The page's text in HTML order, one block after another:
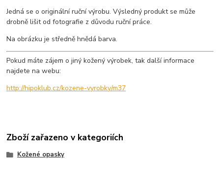
Jedná se o originální ruční výrobu. Výsledný produkt se může
drobně lišit od fotografie z důvodu ruční práce.
Na obrázku je středně hnědá barva.
Pokud máte zájem o jiný kožený výrobek, tak další informace
najdete na webu:
http://hipoklub.cz/kozene-vyrobky/m37
Zboží zařazeno v kategoriích
Kožené opasky